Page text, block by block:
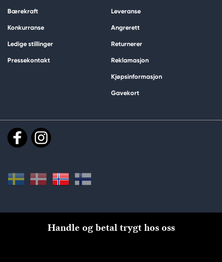
Bærekraft
Konkurranse
Ledige stillinger
Pressekontakt
Leveranse
Angrerett
Returnerer
Reklamasjon
Kjøpsinformasjon
Gavekort
Handle og betal trygt hos oss